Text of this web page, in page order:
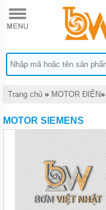
TRANG
CHỦ
BƠM
NƯỚC
ĐIỆN
MÁY
NƯỚC
NÓNG
QUẠT
ĐIỆN
XÂY
Trang chủ » MOTOR ĐIỆN»
MOTOR SIEMENS